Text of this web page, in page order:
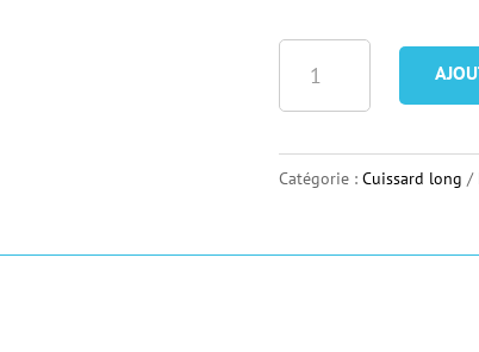
Gobik
Absolute
Catégorie :Cuissard long